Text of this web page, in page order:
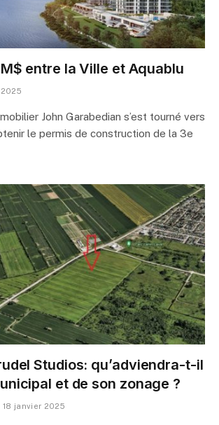
entre la Ville et Aquablu
John Garabedian s’est tourné vers
le permis de construction de la 3e
Studios: qu’adviendra-t-il
et de son zonage ?
18 janvier 2025